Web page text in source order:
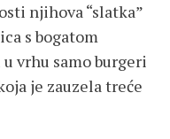
njihova “slatka”
s bogatom
vrhu samo burgeri
je zauzela treće